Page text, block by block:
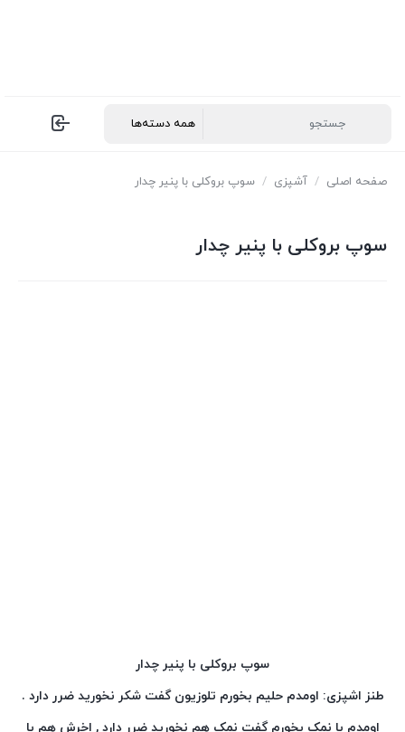
صفحه اصلی / آشپزی / سوپ بروکلی با پنیر چدار
سوپ بروکلی با پنیر چدار
سوپ بروکلی با پنیر چدار
طنز اشپزی: اومدم حلیم بخورم تلوزیون گفت شکر نخورید ضرر دارد .
اومدم با نمک بخورمگفت نمک هم نخورید ضرر دارد , اخرش هم با